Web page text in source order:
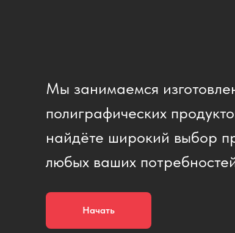
Мы занимаемся
полиграфических
найдёте широкий выбор
любых ваших
Начать